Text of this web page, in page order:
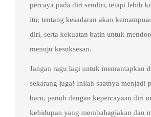
percaya pada diri sendiri, tetapi lebih
itu; tentang kesadaran akan
diri, serta kekuatan batin untuk
menuju kesuksesan.
Jangan ragu lagi untuk memantapkan
sekarang juga! Inilah saatnya menjadi
baru, penuh dengan kepercayaan diri
kehidupan yang membahagiakan dan